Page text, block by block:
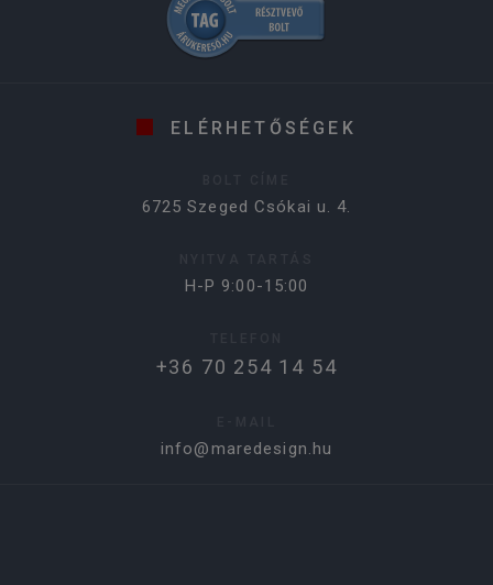
ELÉRHETŐSÉGEK
6725 Szeged Csókai u. 4.
H-P 9:00-15:00
+36 70 254 14 54
info@maredesign.hu